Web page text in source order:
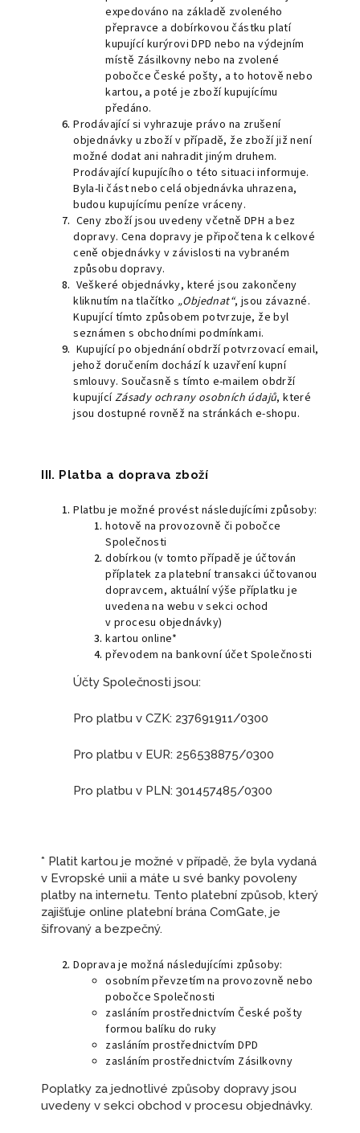
expedováno na základě zvoleného
přepravce a dobírkovou částku platí
kupující kurýrovi DPD nebo na výdejním
místě Zásilkovny nebo na zvolené
pobočce České pošty, a to hotově nebo
kartou, a poté je zboží kupujícímu
předáno.
Prodávající si vyhrazuje právo na zrušení
objednávky u zboží v případě, že zboží již není
možné dodat ani nahradit jiným druhem.
Prodávající kupujícího o této situaci informuje.
Byla-li část nebo celá objednávka uhrazena,
budou kupujícímu peníze vráceny.
Ceny zboží jsou uvedeny včetně DPH a bez
dopravy. Cena dopravy je připočtena k celkové
ceně objednávky v závislosti na vybraném
způsobu dopravy.
Veškeré objednávky, které jsou zakončeny
kliknutím na tlačítko „Objednat“, jsou závazné.
Kupující tímto způsobem potvrzuje, že byl
seznámen s obchodními podmínkami.
Kupující po objednání obdrží potvrzovací email,
jehož doručením dochází k uzavření kupní
smlouvy. Současně s tímto e-mailem obdrží
kupujícíZásady ochrany osobních údajů, které
jsou dostupné rovněž na stránkách e-shopu.
III. Platba a doprava zboží
Platbu je možné provést následujícími způsoby:
hotově na provozovně či pobočce
Společnosti
dobírkou (v tomto případě je účtován
příplatek za platební transakci účtovanou
dopravcem, aktuální výše příplatku je
uvedena na webu v sekci ochod
v procesu objednávky)
kartou online*
převodem na bankovní účet Společnosti
Účty Společnosti jsou:
Pro platbu v CZK: 237691911/0300
Pro platbu v EUR: 256538875/0300
Pro platbu v PLN: 301457485/0300
* Platit kartou je možné v případě, že byla vydaná
v Evropské unii a máte u své banky povoleny
platby na internetu. Tento platební způsob, který
zajišťuje online platební brána ComGate, je
šifrovaný a bezpečný.
Doprava je možná následujícími způsoby:
osobním převzetím na provozovně nebo
pobočce Společnosti
zasláním prostřednictvím České pošty
formou balíku do ruky
zasláním prostřednictvím DPD
zasláním prostřednictvím Zásilkovny
Poplatky za jednotlivé způsoby dopravy jsou
uvedeny v sekci obchod v procesu objednávky.